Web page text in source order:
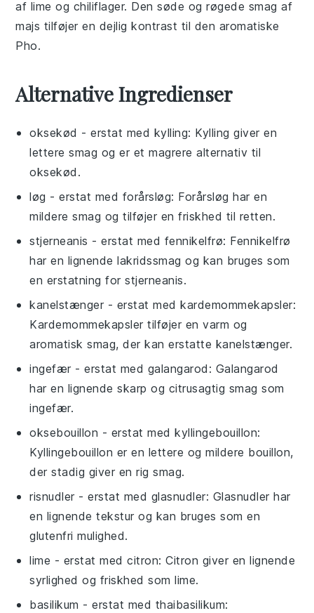
af lime og chiliflager. Den søde og røgede smag af
majs tilføjer en dejlig kontrast til den aromatiske
Pho.
Alternative Ingredienser
oksekød - erstat med kylling: Kylling giver en
lettere smag og er et magrere alternativ til
oksekød.
løg - erstat med forårsløg: Forårsløg har en
mildere smag og tilføjer en friskhed til retten.
stjerneanis - erstat med fennikelfrø: Fennikelfrø
har en lignende lakridssmag og kan bruges som
en erstatning for stjerneanis.
kanelstænger - erstat medkardemommekapsler:
Kardemommekapsler tilføjer en varm og
aromatisk smag, der kan erstatte kanelstænger.
ingefær - erstat med galangarod : Galangarod
har en lignende skarp og citrusagtig smag som
ingefær.
oksebouillon - erstat medkyllingebouillon:
Kyllingebouillon er en lettere og mildere bouillon,
der stadig giver en rig smag.
risnudler - erstat med glasnudler: Glasnudler har
en lignende tekstur og kan bruges som en
glutenfri mulighed.
lime - erstat medcitron: Citron giver en lignende
syrlighed og friskhed som lime.
basilikum - erstat med thaibasilikum: